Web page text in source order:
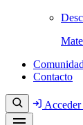
Comunidad
Contacto
Acceder